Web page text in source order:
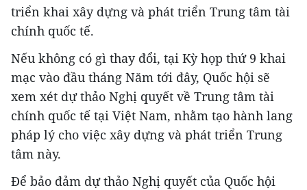
triển khai xây dựng và phát triển Trung tâm tài
chính quốc tế.
Nếu không có gì thay đổi, tại Kỳ họp thứ 9 khai
mạc vào đầu tháng Năm tới đây, Quốc hội sẽ
xem xét dự thảo Nghị quyết về Trung tâm tài
chính quốc tế tại Việt Nam, nhằm tạo hành lang
pháp lý cho việc xây dựng và phát triển Trung
tâm này.
Để bảo đảm dự thảo Nghị quyết của Quốc hội